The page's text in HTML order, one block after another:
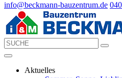
info@beckmann-bauzentrum.de
Aktuelles